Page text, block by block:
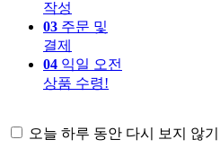
작성
03 주문 및
결제
04 익일 오전
상품 수령!
오늘 하루 동안 다시 보지 않기